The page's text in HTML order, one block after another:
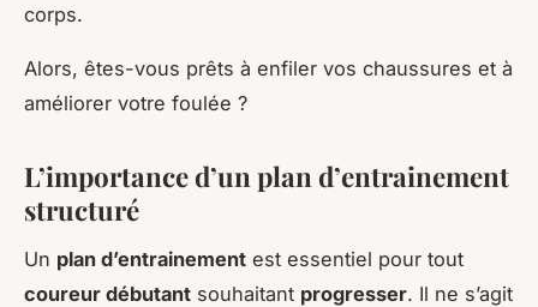
corps.
Alors, êtes-vous prêts à enfiler vos chaussures et à
améliorer votre foulée ?
L’importance d’un plan d’entrainement
structuré
Un plan d’entrainement est essentiel pour tout
coureur débutant souhaitant progresser. Il ne s’agit